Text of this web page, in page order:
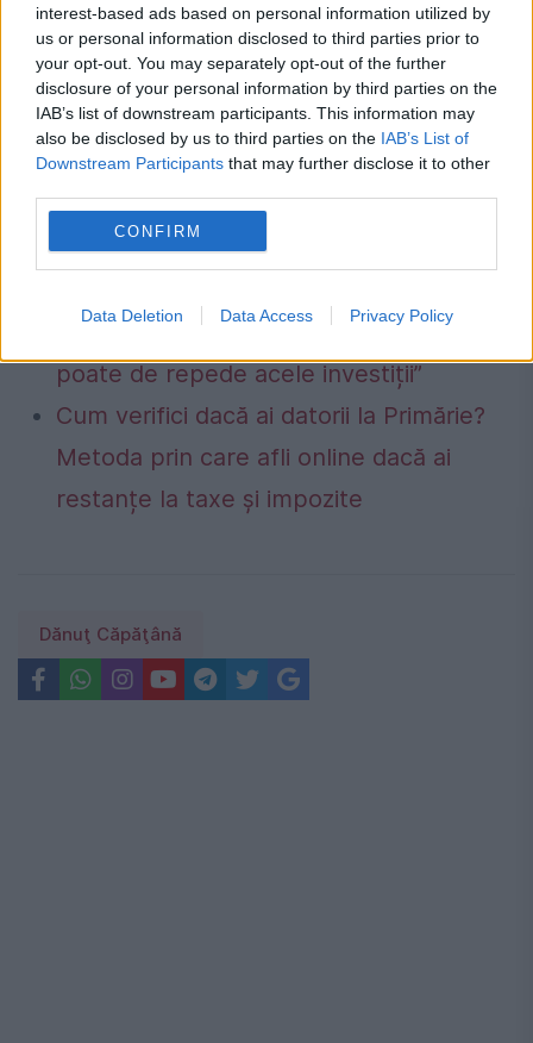
interest-based ads based on personal information utilized by
us or personal information disclosed to third parties prior to
your opt-out. You may separately opt-out of the further
disclosure of your personal information by third parties on the
IAB’s list of downstream participants. This information may
also be disclosed by us to third parties on the IAB’s List of
Downstream Participants that may further disclose it to other
CONFIRM
Data Deletion Data Access Privacy Policy
în energie: „Trebuie să accelerăm cât se
poate de repede acele investiții”
Cum verifici dacă ai datorii la Primărie?
Metoda prin care afli online dacă ai
restanțe la taxe și impozite
Dănuţ Căpăţână